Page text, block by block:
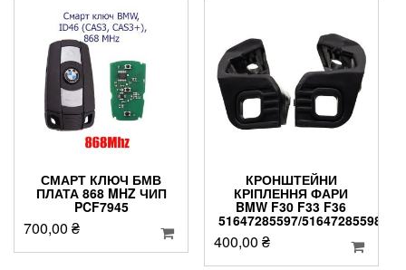
СМАРТ КЛЮЧ БМВ
ПЛАТА 868 MHZ ЧИП
PCF7945
700,00 ₴
КРОНШТЕЙНИ
КРІПЛЕННЯ ФАРИ
BMW F30 F33 F36
51647285597/51647285598
400,00 ₴